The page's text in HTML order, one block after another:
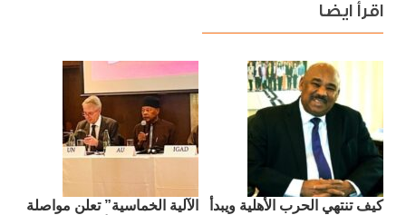
اقرأ ايضا
كيف تنتهي الحرب الأهلية ويبدأ
الآلية الخماسية” تعلن مواصلة